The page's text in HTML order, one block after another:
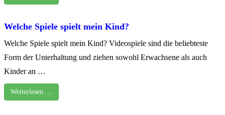
Welche Spiele spielt mein Kind?
Welche Spiele spielt mein Kind? Videospiele sind die beliebteste
Form der Unterhaltung und ziehen sowohl Erwachsene als auch
Kinder an …
Weiterlesen …